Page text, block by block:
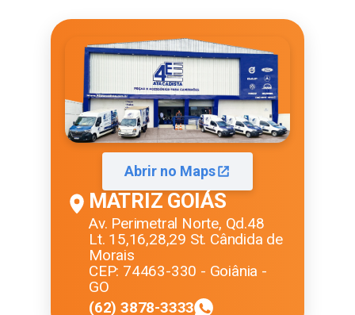
Abrir no Maps
MATRIZ GOIÁS
Av. Perimetral Norte, Qd.48
Lt. 15,16,28,29 St. Cândida de
Morais
CEP: 74463-330 - Goiânia -
GO
(62) 3878-3333